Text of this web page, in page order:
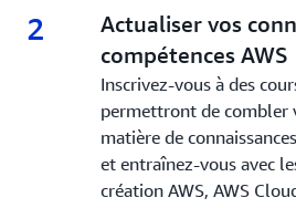
2 2.
Actualiser vos
compétences AWS
Inscrivez-vous à des
permettront de combler
matière de
et entraînez-vous avec
création AWS, AWS